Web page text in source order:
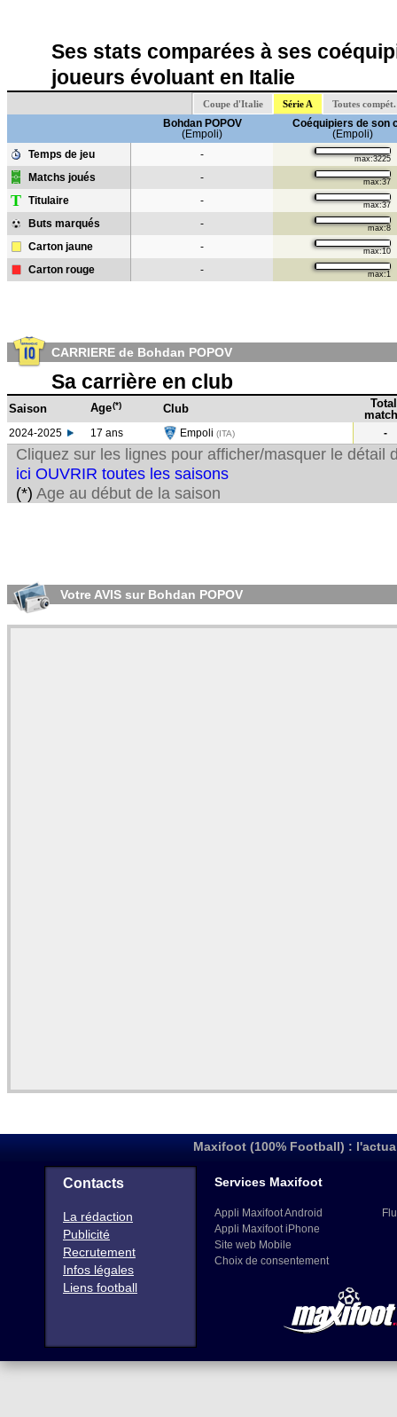
Ses stats comparées à ses
joueurs évoluant en Italie
Coupe d'Italie Série A Toutes compét.
Bohdan POPOV
(Empoli)
Coéquipiers de son
(Empoli)
Temps de jeu
- max:3225
Matchs joués - max:37
T Titulaire - max:37
Buts marqués - max:8
Carton jaune - max:10
Carton rouge - max:1
CARRIERE de Bohdan POPOV
Sa carrière en club
Saison Age(*) Club
Total
2024-2025 17 ans Empoli (ITA) -
Cliquez sur les lignes pour afficher/masquer le détail
ici OUVRIR toutes les saisons
(*) Age au début de la saison
Votre AVIS sur Bohdan POPOV
Maxifoot (100% Football) :
Contacts
La rédaction
Publicité
Recrutement
Infos légales
Liens football
Services Maxifoot
Appli Maxifoot Android
Appli Maxifoot iPhone
Site web Mobile
Choix de consentement